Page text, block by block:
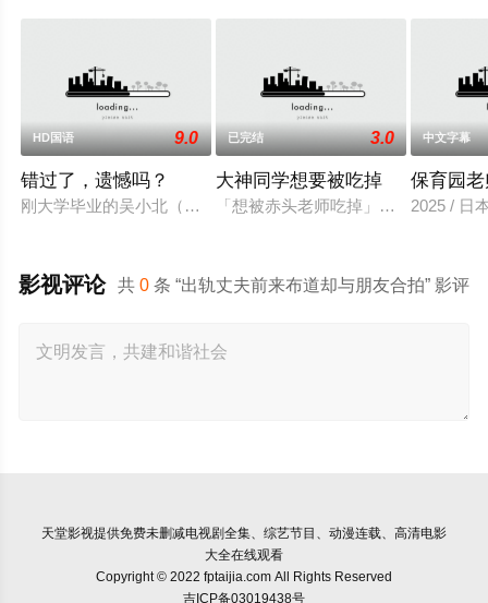
HD国语 9.0
错过了，遗憾吗？
刚大学毕业的吴小北（庄达菲 饰）被初恋男友李天昊（周澄奧
已完结 3.0
大神同学想要被吃掉
「想被赤头老师吃掉」被大街小巷
中文字幕
保育园
2025 / 日
共0 条 “出轨丈夫前来布道却与朋友合拍” 影评
影视评论
天堂影视提供免费未删减电视剧全集、综艺节目、动漫连载、高清电影
大全在线观看
Copyright © 2022 fptaijia.com All Rights Reserved
吉ICP备03019438号